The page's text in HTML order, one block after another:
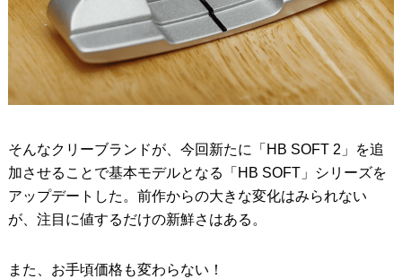
そんなクリーブランドが、今回新たに「HB SOFT 2」を追
加させることで基本モデルとなる「HB SOFT」シリーズを
アップデートした。前作からの大きな変化はみられない
が、注目に値するだけの新鮮さはある。
また、お手頃価格も変わらない！